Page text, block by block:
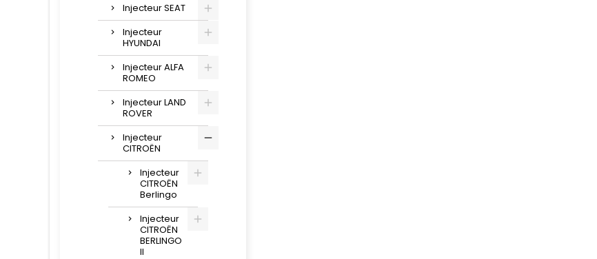
Injecteur SEAT
Injecteur
HYUNDAI
Injecteur ALFA
ROMEO
Injecteur LAND
ROVER
Injecteur
CITROËN
Injecteur
CITROËN
Berlingo
Injecteur
CITROËN
BERLINGO
II